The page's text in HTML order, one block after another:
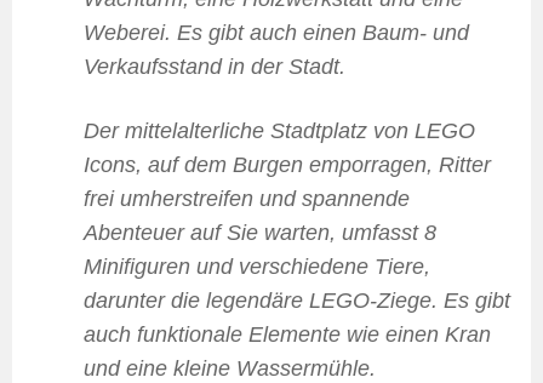
Weberei. Es gibt auch einen Baum- und
Verkaufsstand in der Stadt.
Der mittelalterliche Stadtplatz von LEGO
Icons, auf dem Burgen emporragen, Ritter
frei umherstreifen und spannende
Abenteuer auf Sie warten, umfasst 8
Minifiguren und verschiedene Tiere,
darunter die legendäre LEGO-Ziege. Es gibt
auch funktionale Elemente wie einen Kran
und eine kleine Wassermühle.